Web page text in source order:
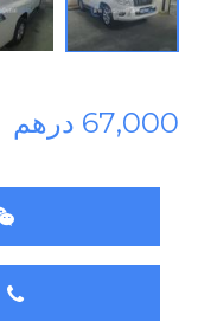
67,000 درهم